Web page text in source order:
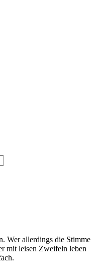
Wer allerdings die Stimme
mit leisen Zweifeln leben